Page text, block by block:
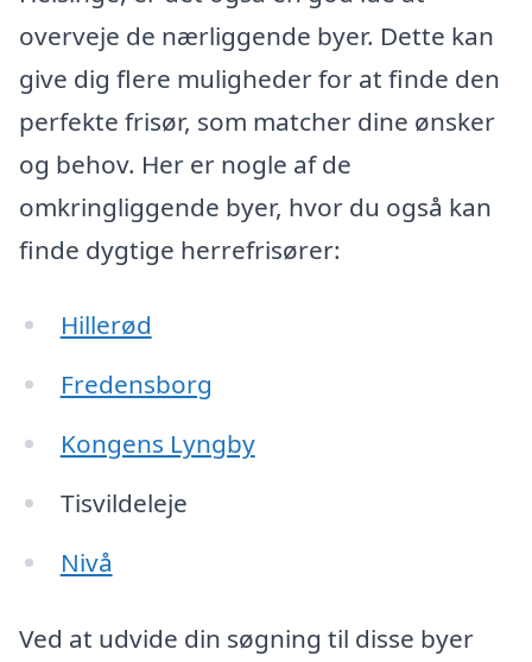
overveje de nærliggende byer. Dette kan
give dig flere muligheder for at finde den
perfekte frisør, som matcher dine ønsker
og behov. Her er nogle af de
omkringliggende byer, hvor du også kan
finde dygtige herrefrisører:
Hillerød
Fredensborg
Kongens Lyngby
Tisvildeleje
Nivå
Ved at udvide din søgning til disse byer